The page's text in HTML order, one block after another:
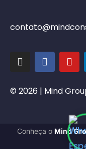
© 2026 | Mind
Conheça o Mind